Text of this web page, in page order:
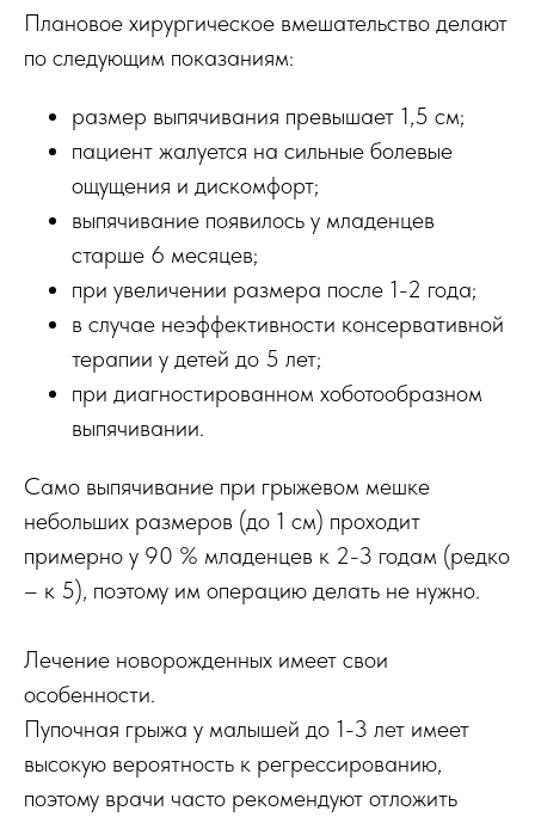
Плановое хирургическое вмешательство делают
по следующим показаниям:
размер выпячивания превышает 1,5 см;
пациент жалуется на сильные болевые
ощущения и дискомфорт;
выпячивание появилось у младенцев
старше 6 месяцев;
при увеличении размера после 1-2 года;
в случае неэффективности консервативной
терапии у детей до 5 лет;
при диагностированном хоботообразном
выпячивании.
Само выпячивание при грыжевом мешке
небольших размеров (до 1 см) проходит
примерно у 90 % младенцев к 2-3 годам (редко
– к 5), поэтому им операцию делать не нужно.
Лечение новорожденных имеет свои
особенности.
Пупочная грыжа у малышей до 1-3 лет имеет
высокую вероятность к регрессированию,
поэтому врачи часто рекомендуют отложить